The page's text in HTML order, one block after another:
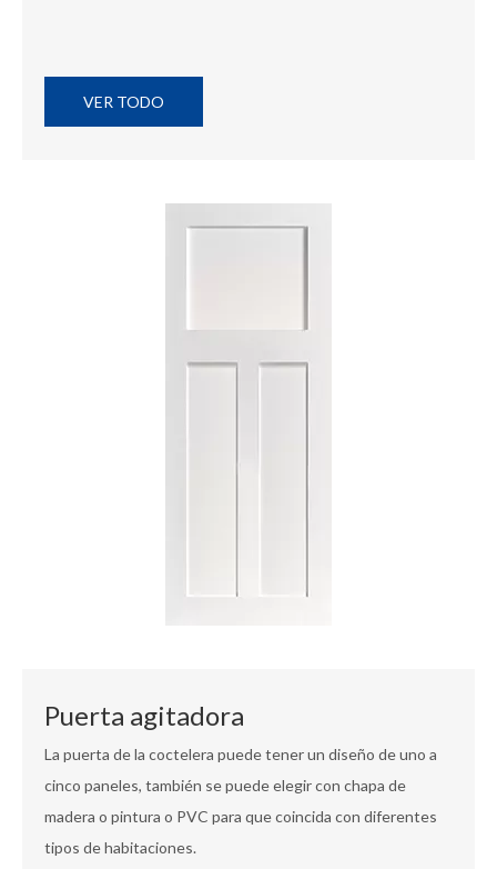
VER TODO
Puerta agitadora
La puerta de la coctelera puede tener un diseño de uno a
cinco paneles, también se puede elegir con chapa de
madera o pintura o PVC para que coincida con diferentes
tipos de habitaciones.